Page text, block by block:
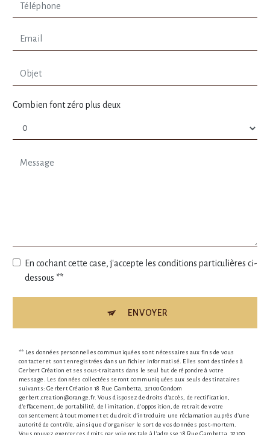
Combien font zéro plus deux
En cochant cette case, j'accepte les conditions particulières ci-
dessous **
ENVOYER
** Les données personnelles communiquées sont nécessaires aux fins de vous
contacter et sont enregistrées dans un fichier informatisé. Elles sont destinées à
Gerbert Création et ses sous-traitants dans le seul but de répondre à votre
message. Les données collectées seront communiquées aux seuls destinataires
suivants: Gerbert Création 18 Rue Gambetta, 32100 Condom
gerbert.creation@orange.fr. Vous disposez de droits d’accès, de rectification,
d’effacement, de portabilité, de limitation, d’opposition, de retrait de votre
consentement à tout moment et du droit d’introduire une réclamation auprès d’une
autorité de contrôle, ainsi que d’organiser le sort de vos données post-mortem.
Vous pouvez exercer ces droits par voie postale à l'adresse 18 Rue Gambetta, 32100